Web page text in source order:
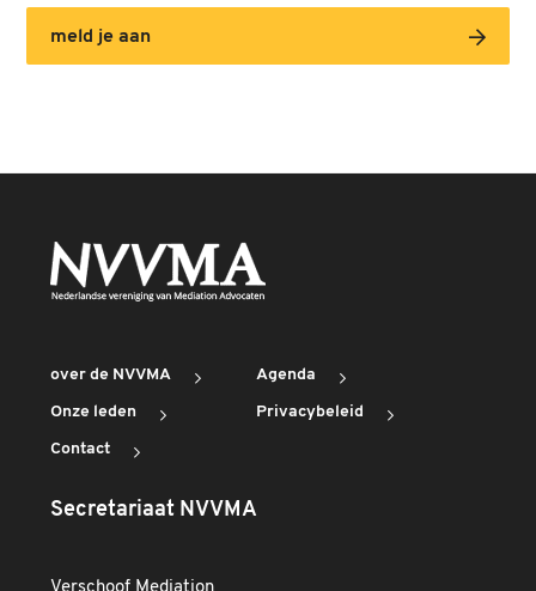
meld je aan
over de NVVMA Agenda
Onze leden Privacybeleid
Contact
Secretariaat NVVMA